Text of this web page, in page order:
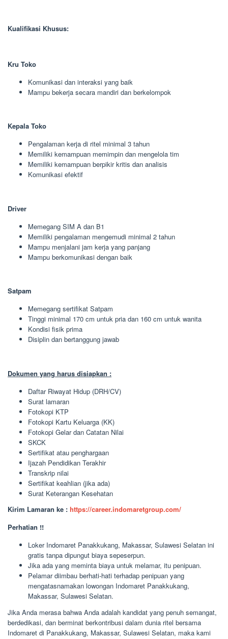
Kualifikasi Khusus:
Kru Toko
Komunikasi dan interaksi yang baik
Mampu bekerja secara mandiri dan berkelompok
Kepala Toko
Pengalaman kerja di ritel minimal 3 tahun
Memiliki kemampuan memimpin dan mengelola tim
Memiliki kemampuan berpikir kritis dan analisis
Komunikasi efektif
Driver
Memegang SIM A dan B1
Memiliki pengalaman mengemudi minimal 2 tahun
Mampu menjalani jam kerja yang panjang
Mampu berkomunikasi dengan baik
Satpam
Memegang sertifikat Satpam
Tinggi minimal 170 cm untuk pria dan 160 cm untuk wanita
Kondisi fisik prima
Disiplin dan bertanggung jawab
Dokumen yang harus disiapkan :
Daftar Riwayat Hidup (DRH/CV)
Surat lamaran
Fotokopi KTP
Fotokopi Kartu Keluarga (KK)
Fotokopi Gelar dan Catatan Nilai
SKCK
Sertifikat atau penghargaan
Ijazah Pendidikan Terakhir
Transkrip nilai
Sertifikat keahlian (jika ada)
Surat Keterangan Kesehatan
Kirim Lamaran ke : https://career.indomaretgroup.com/
Perhatian !!
Loker Indomaret Panakkukang, Makassar, Sulawesi Selatan ini
gratis tanpa dipungut biaya sepeserpun.
Jika ada yang meminta biaya untuk melamar, itu penipuan.
Pelamar diimbau berhati-hati terhadap penipuan yang
mengatasnamakan lowongan Indomaret Panakkukang,
Makassar, Sulawesi Selatan.
Jika Anda merasa bahwa Anda adalah kandidat yang penuh semangat,
berdedikasi, dan berminat berkontribusi dalam dunia ritel bersama
Indomaret di Panakkukang, Makassar, Sulawesi Selatan, maka kami